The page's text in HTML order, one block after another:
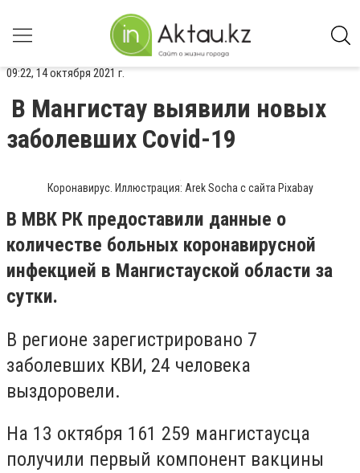
09:22, 14 октября 2021 г.
В Мангистау выявили новых
заболевших Covid-19
Коронавирус. Иллюстрация: Arek Socha с сайта Pixabay
В МВК РК предоставили данные о
количестве больных коронавирусной
инфекцией в Мангистауской области за
сутки.
В регионе зарегистрировано 7
заболевших КВИ, 24 человека
выздоровели.
На 13 октября 161 259 мангистаусца
получили первый компонент вакцины